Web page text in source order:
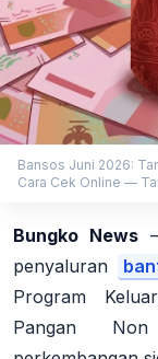
Bansos Juni 2026:
Cara Cek Online —
Bungko News–
penyaluran
Program
Pangan